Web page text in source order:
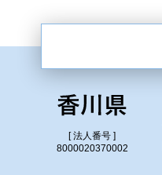
[ 法人番号 ]
8000020370002